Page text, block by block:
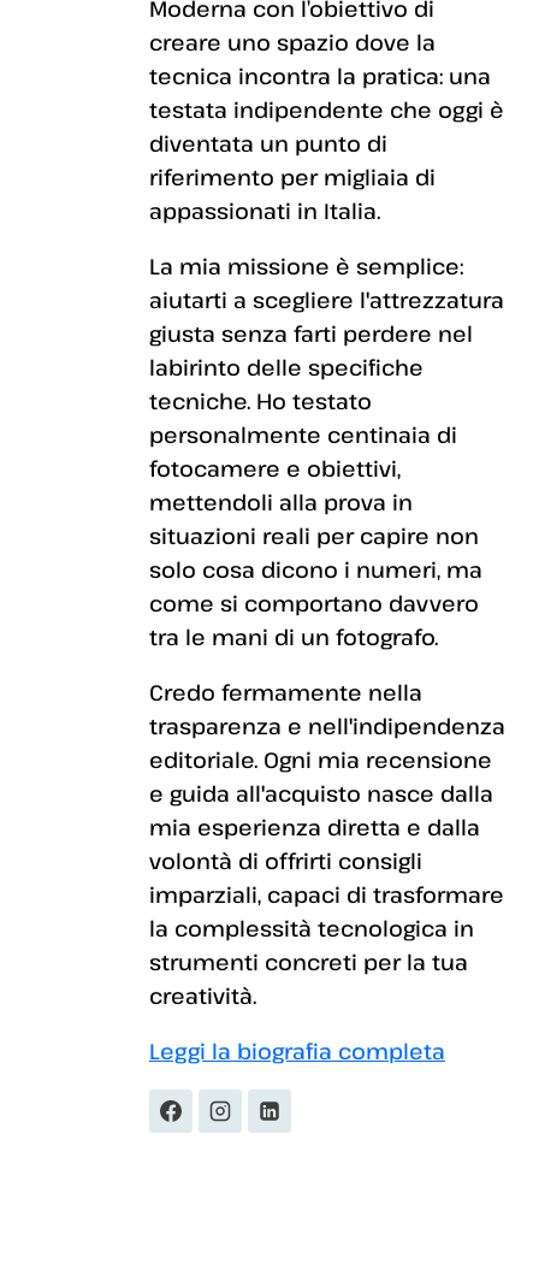
Moderna con l’obiettivo di
creare uno spazio dove la
tecnica incontra la pratica: una
testata indipendente che oggi è
diventata un punto di
riferimento per migliaia di
appassionati in Italia.
La mia missione è semplice:
aiutarti a scegliere l'attrezzatura
giusta senza farti perdere nel
labirinto delle specifiche
tecniche. Ho testato
personalmente centinaia di
fotocamere e obiettivi,
mettendoli alla prova in
situazioni reali per capire non
solo cosa dicono i numeri, ma
come si comportano davvero
tra le mani di un fotografo.
Credo fermamente nella
trasparenza e nell'indipendenza
editoriale. Ogni mia recensione
e guida all'acquisto nasce dalla
mia esperienza diretta e dalla
volontà di offrirti consigli
imparziali, capaci di trasformare
la complessità tecnologica in
strumenti concreti per la tua
creatività.
Leggi la biografia completa